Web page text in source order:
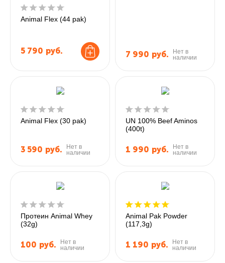
Animal Flex (44 pak)
5 790 руб. 7 990 руб.
Нет в
наличии
Animal Flex (30 pak)
3 590 руб.
Нет в
наличии
UN 100% Beef Aminos
(400t)
1 990 руб.
Нет в
наличии
Протеин Animal Whey
(32g)
100 руб.
Нет в
наличии
Animal Pak Powder
(117,3g)
1 190 руб.
Нет в
наличии